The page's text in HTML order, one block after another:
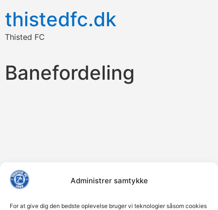
Administrer samtykke
For at give dig den bedste oplevelse bruger vi teknologier såsom cookies
thistedfc.dk
Thisted FC
Banefordeling